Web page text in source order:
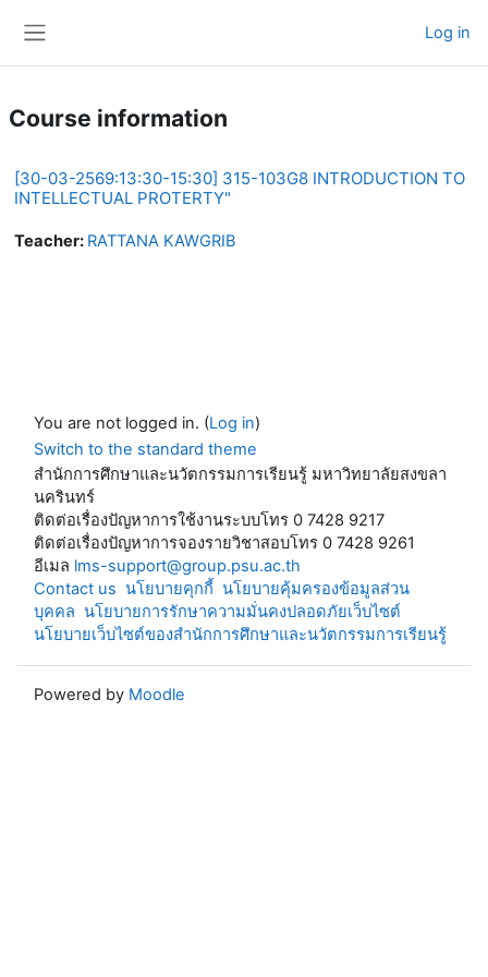
Log in
Course information
[30-03-2569:13:30-15:30] 315-103G8 INTRODUCTION TO
INTELLECTUAL PROTERTY"
Teacher: RATTANA KAWGRIB
You are not logged in. (Log in)
Switch to the standard theme
สำนักการศึกษาและนวัตกรรมการเรียนรู้ มหาวิทยาลัยสงขลา
นครินทร์
ติดต่อเรื่องปัญหาการใช้งานระบบโทร 0 7428 9217
ติดต่อเรื่องปัญหาการจองรายวิชาสอบโทร 0 7428 9261
อีเมล lms-support@group.psu.ac.th
Contact us นโยบายคุกกี้ นโยบายคุ้มครองข้อมูลส่วน
บุคคล นโยบายการรักษาความมั่นคงปลอดภัยเว็บไซต์
นโยบายเว็บไซต์ของสำนักการศึกษาและนวัตกรรมการเรียนรู้
Powered by Moodle